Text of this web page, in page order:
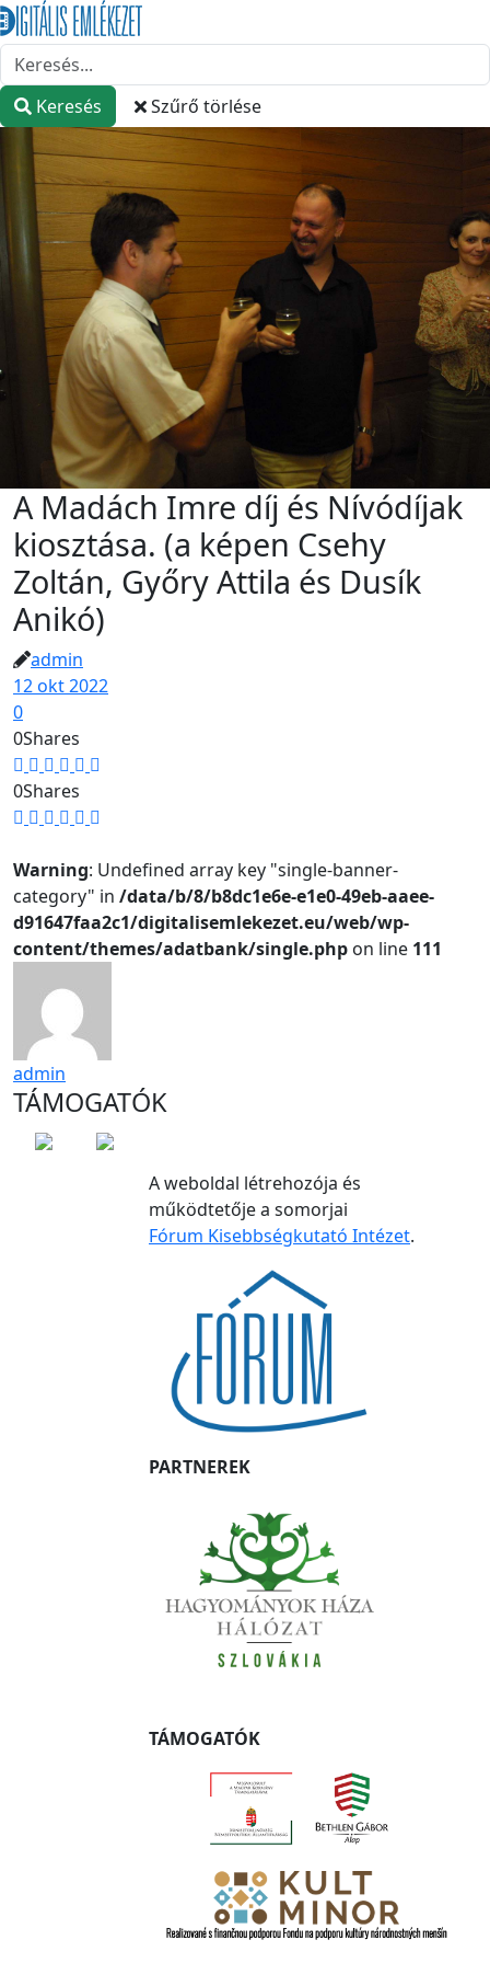
Keresés Szűrő törlése
A Madách Imre díj és Nívódíjak
kiosztása. (a képen Csehy
Zoltán, Győry Attila és Dusík
Anikó)
admin
12 okt 2022
0
0Shares
0Shares
Warning: Undefined array key "single-banner-
category" in /data/b/8/b8dc1e6e-e1e0-49eb-aaee-
d91647faa2c1/digitalisemlekezet.eu/web/wp-
content/themes/adatbank/single.php on line 111
admin
TÁMOGATÓK
A weboldal létrehozója és
működtetője a somorjai
Fórum Kisebbségkutató Intézet.
PARTNEREK
TÁMOGATÓK